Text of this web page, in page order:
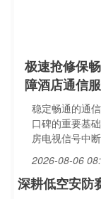
极速抢修保
障酒店通信
稳定畅通的通
口碑的重要基
房电视信号中
2026-08-06
深耕低空安防